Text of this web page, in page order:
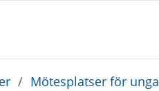
/ Mötesplatser för unga